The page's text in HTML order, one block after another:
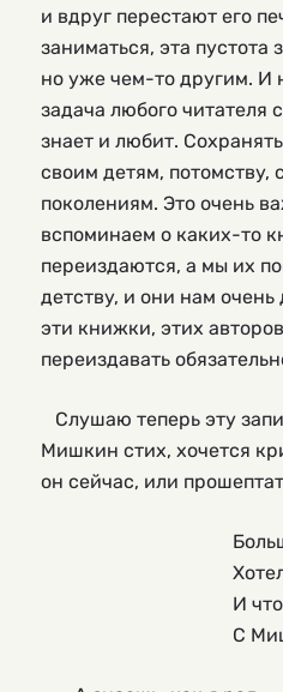
и вдруг перестают его
заниматься, эта пустота
но уже чем-то другим. И
задача любого читателя
знает и любит.
своим детям,
поколениям. Это очень
вспоминаем о каких-то
переиздаются, а мы их
детству, и они нам
эти книжки, этих
переиздавать
Слушаю теперь эту
Мишкин стих, хочется
он сейчас, или